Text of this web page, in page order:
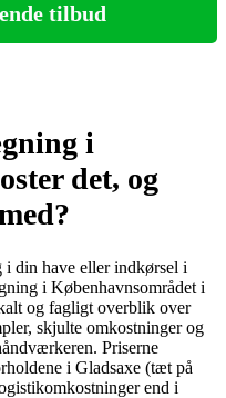
tilbud
i
det, og
din have eller indkørsel i
i Københavnsområdet i
og fagligt overblik over
skjulte omkostninger og
Priserne
i Gladsaxe (tæt på
end i